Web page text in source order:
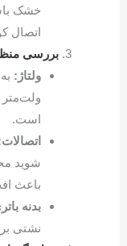
خشک
اتصال
بررسی
ولتاژ:
است.
شوید
باعث
بدنه
نشتی